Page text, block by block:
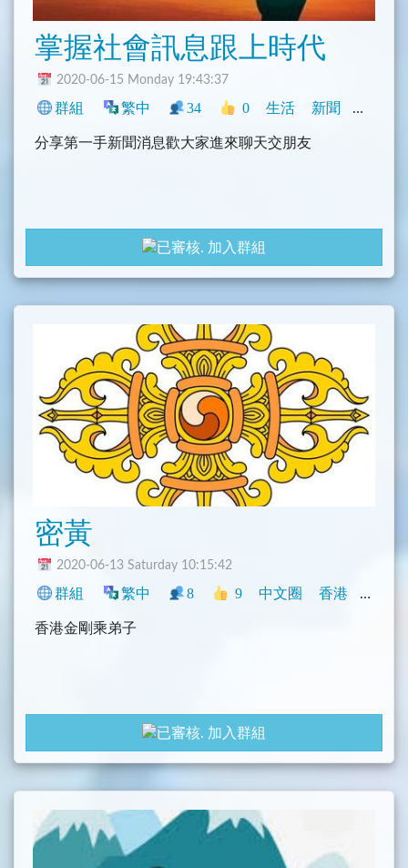
掌握社會訊息跟上時代
2020-06-15 Monday 19:43:37
群組 繁中 34 0 生活 新聞 中文圈
分享第一手新聞消息歡大家進來聊天交朋友
加入群組
密黃
2020-06-13 Saturday 10:15:42
群組 繁中 8 9 中文圈 香港 宗教
香港金剛乘弟子
加入群組